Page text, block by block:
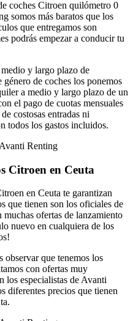
coches Citroen quilómetro 0
somos más baratos que los
que entregamos son
podrás empezar a conducir tu
y largo plazo de
de coches los ponemos
a medio y largo plazo de un
el pago de cuotas mensuales
costosas entradas ni
todos los gastos incluidos.
Citroen en Ceuta
en Ceuta te garantizan
que tienen son los oficiales de
muchas ofertas de lanzamiento
nuevo en cualquiera de los
observar que tenemos los
con ofertas muy
los especialistas de Avanti
diferentes precios que tienen